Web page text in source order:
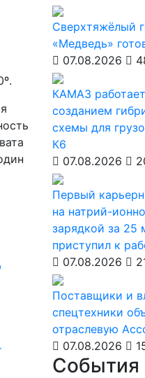
Сверхтяжёлый
«Медведь»
07.08.2026
КАМАЗ
созданием
схемы для
К6
07.08.2026
Первый
на натрий-
зарядкой за 25
приступил к
07.08.2026
Поставщики и
спецтехники
отраслевую
07.08.2026
События